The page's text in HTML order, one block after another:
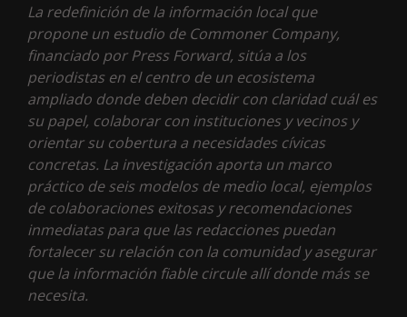
La redefinición de la información local que
propone un estudio de Commoner Company,
financiado por Press Forward, sitúa a los
periodistas en el centro de un ecosistema
ampliado donde deben decidir con claridad cuál es
su papel, colaborar con instituciones y vecinos y
orientar su cobertura a necesidades cívicas
concretas. La investigación aporta un marco
práctico de seis modelos de medio local, ejemplos
de colaboraciones exitosas y recomendaciones
inmediatas para que las redacciones puedan
fortalecer su relación con la comunidad y asegurar
que la información fiable circule allí donde más se
necesita.